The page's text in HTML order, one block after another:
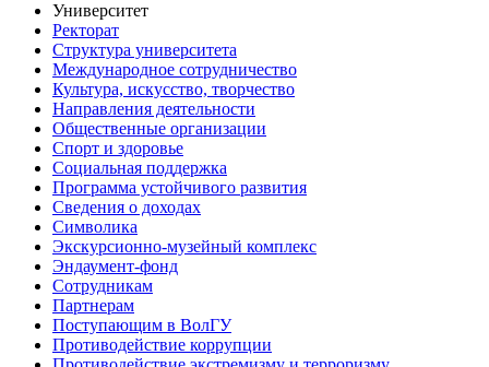
Университет
Ректорат
Структура университета
Международное сотрудничество
Культура, искусство, творчество
Направления деятельности
Общественные организации
Спорт и здоровье
Социальная поддержка
Программа устойчивого развития
Сведения о доходах
Символика
Экскурсионно-музейный комплекс
Эндаумент-фонд
Сотрудникам
Партнерам
Поступающим в ВолГУ
Противодействие коррупции